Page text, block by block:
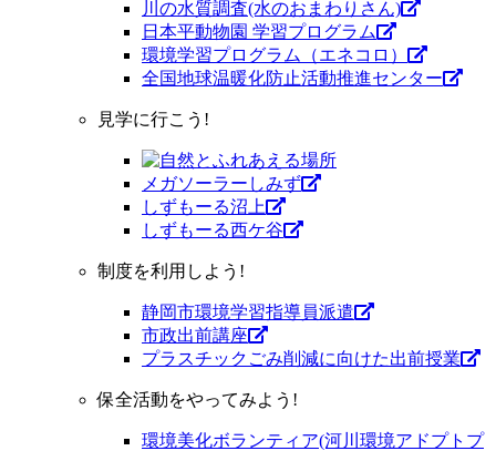
川の水質調査(水のおまわりさん)
日本平動物園 学習プログラム
環境学習プログラム（エネコロ）
全国地球温暖化防止活動推進センター
見学に行こう!
メガソーラーしみず
しずもーる沼上
しずもーる⻄ケ谷
制度を利用しよう!
静岡市環境学習指導員派遣
市政出前講座
プラスチックごみ削減に向けた出前授業
保全活動をやってみよう!
環境美化ボランティア(河川環境アドプトプ